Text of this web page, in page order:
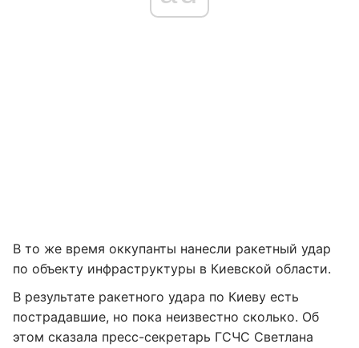
В то же время оккупанты нанесли ракетный удар
по объекту инфраструктуры в Киевской области.
В результате ракетного удара по Киеву есть
пострадавшие, но пока неизвестно сколько. Об
этом сказала пресс-секретарь ГСЧС Светлана